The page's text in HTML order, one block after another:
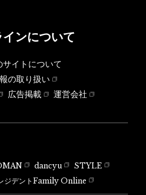
ンについて
サイトについて
の取り扱い
広告掲載
運営会社
dancyu
STYLE
ジデントFamily Online